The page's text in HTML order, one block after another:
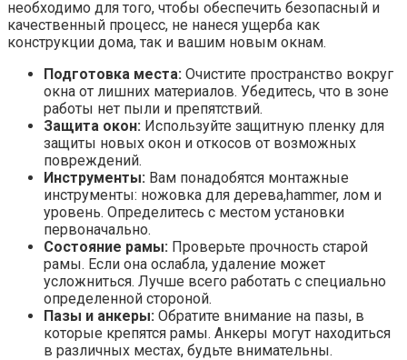
необходимо для того, чтобы обеспечить безопасный и
качественный процесс, не нанеся ущерба как
конструкции дома, так и вашим новым окнам.
Подготовка места: Очистите пространство вокруг
окна от лишних материалов. Убедитесь, что в зоне
работы нет пыли и препятствий.
Защита окон: Используйте защитную пленку для
защиты новых окон и откосов от возможных
повреждений.
Инструменты: Вам понадобятся монтажные
инструменты: ножовка для дерева,hammer, лом и
уровень. Определитесь с местом установки
первоначально.
Состояние рамы: Проверьте прочность старой
рамы. Если она ослабла, удаление может
усложниться. Лучше всего работать с специально
определенной стороной.
Пазы и анкеры: Обратите внимание на пазы, в
которые крепятся рамы. Анкеры могут находиться
в различных местах, будьте внимательны.